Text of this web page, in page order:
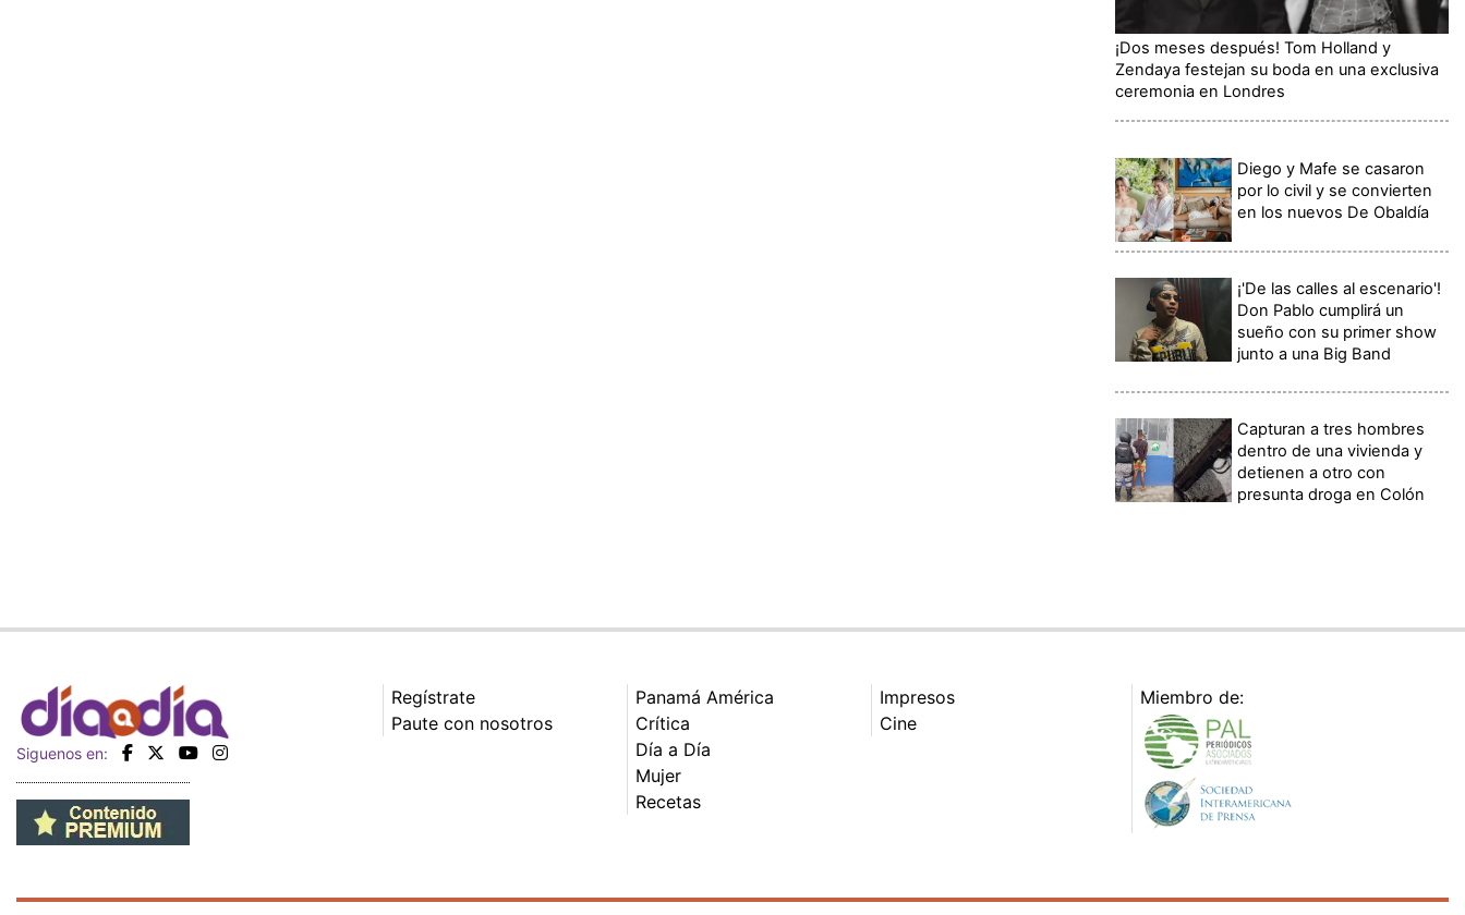
¡Dos meses después! Tom Holland y
Zendaya festejan su boda en una exclusiva
ceremonia en Londres
Diego y Mafe se casaron
por lo civil y se convierten
en los nuevos De Obaldía
¡'De las calles al escenario'!
Don Pablo cumplirá un
sueño con su primer show
junto a una Big Band
Capturan a tres hombres
dentro de una vivienda y
detienen a otro con
presunta droga en Colón
Siguenos en:
Regístrate
Paute con nosotros
Panamá América
Crítica
Día a Día
Mujer
Recetas
Impresos
Cine
Miembro de: